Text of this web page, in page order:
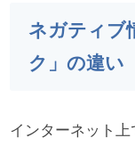
ネガティブ
ク」の違い
インターネット上